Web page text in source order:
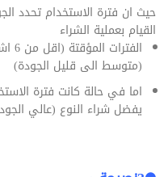
حيث ان فترة الاستخدام تحدد
القيام بعملية الشراء
(متوسط الى قليل الجودة)
اما في حالة كانت فترة
يفضل شراء النوع (عالي